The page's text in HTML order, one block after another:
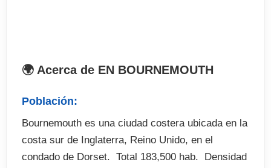
Certificado de asistencia al curso.
Billete de avión
Recogida en el aeropuerto (opcional)
🌍 Acerca de EN BOURNEMOUTH
Población:
Bournemouth es una ciudad costera ubicada en la
costa sur de Inglaterra, Reino Unido, en el
condado de Dorset.  Total 183,500 hab.  Densidad